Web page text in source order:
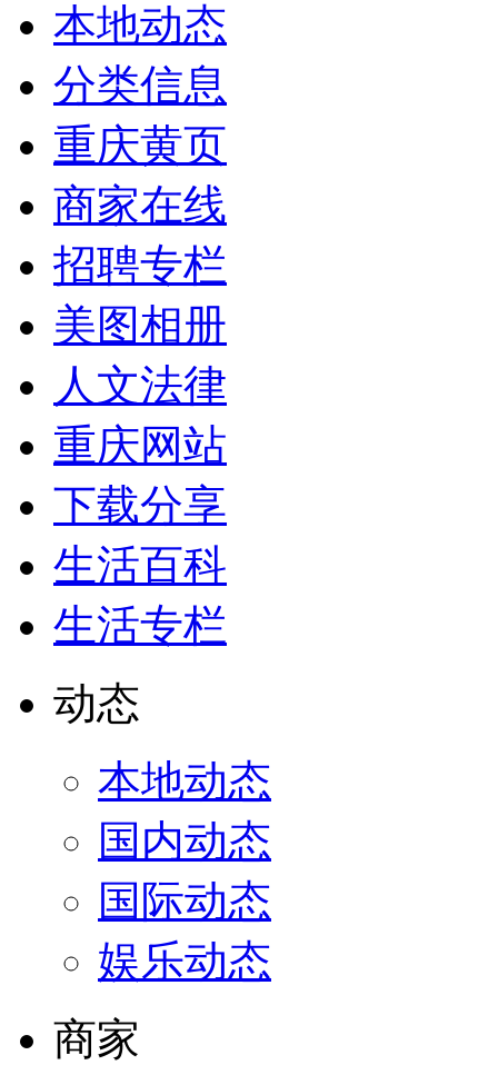
本地动态
分类信息
重庆黄页
商家在线
招聘专栏
美图相册
人文法律
重庆网站
下载分享
生活百科
生活专栏
动态
本地动态
国内动态
国际动态
娱乐动态
商家